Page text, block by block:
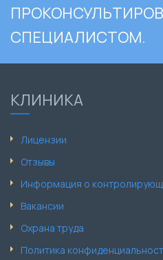
СПЕЦИАЛИСТОМ.
КЛИНИКА
Лицензии
Отзывы
Информация о
Вакансии
Охрана труда
Политика